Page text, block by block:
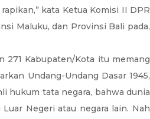
kata Ketua Komisi II DPR
Maluku, dan Provinsi Bali pada,
Kabupaten/Kota itu memang
Undang-Undang Dasar 1945,
hukum tata negara, bahwa dunia
Negeri atau negara lain. Nah